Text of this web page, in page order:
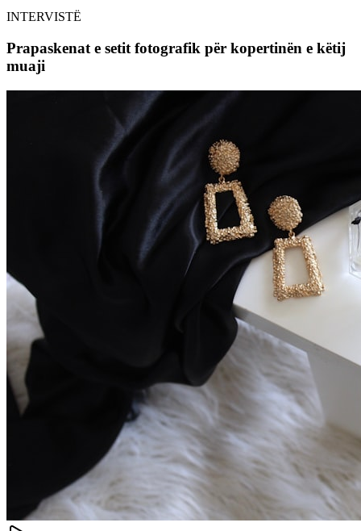
INTERVISTË
Prapaskenat e setit fotografik për kopertinën e këtij
muaji